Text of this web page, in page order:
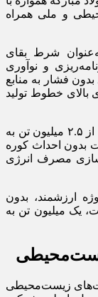
و ملی همراه
شرط بقای
و نوآوری
فشار به منابع
بالای خطوط تولید
وی ادامه داد: ظرفیت تولید فولاد مذاب شرکت از ۲.۵ میلیون تن به
بدون احداث کوره
مصرف انرژی
اجرای یک پروژه ارزشمند، بدون
یک میلیون تن به
زیست‌محیطی